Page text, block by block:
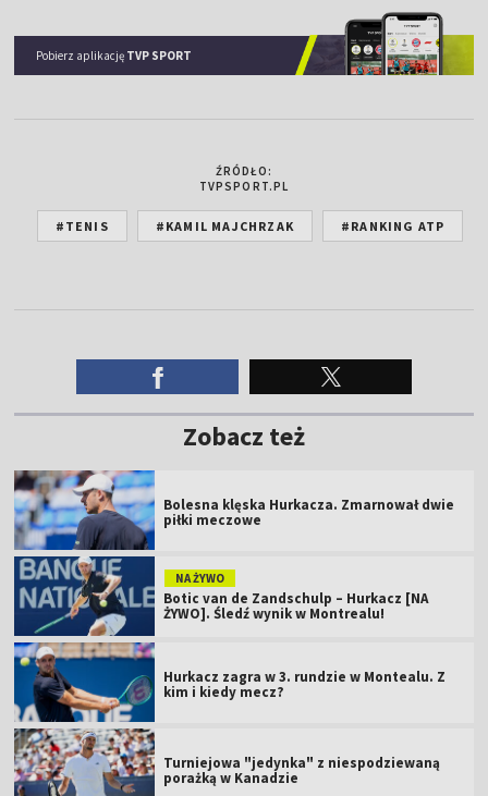
Pobierz aplikację TVP SPORT
ŹRÓDŁO:
TVPSPORT.PL
#TENIS #KAMIL MAJCHRZAK #RANKING ATP
Zobacz też
Bolesna klęska Hurkacza. Zmarnował dwie
piłki meczowe
NA ŻYWO
Botic van de Zandschulp – Hurkacz [NA
ŻYWO]. Śledź wynik w Montrealu!
Hurkacz zagra w 3. rundzie w Montealu. Z
kim i kiedy mecz?
Turniejowa "jedynka" z niespodziewaną
porażką w Kanadzie